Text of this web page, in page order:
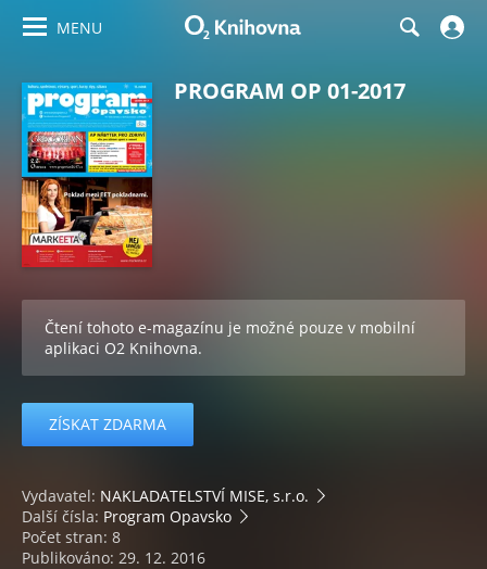
MENU
PROGRAM OP 01-2017
Čtení tohoto e-magazínu je možné pouze v mobilní
aplikaci O2 Knihovna.
ZÍSKAT ZDARMA
Vydavatel: NAKLADATELSTVÍ MISE, s.r.o.
Další čísla: Program Opavsko
Počet stran: 8
Publikováno: 29. 12. 2016